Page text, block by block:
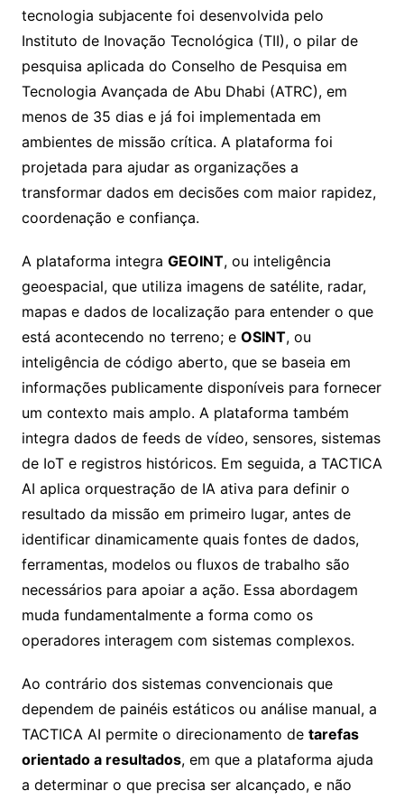
tecnologia subjacente foi desenvolvida pelo
Instituto de Inovação Tecnológica (TII), o pilar de
pesquisa aplicada do Conselho de Pesquisa em
Tecnologia Avançada de Abu Dhabi (ATRC), em
menos de 35 dias e já foi implementada em
ambientes de missão crítica. A plataforma foi
projetada para ajudar as organizações a
transformar dados em decisões com maior rapidez,
coordenação e confiança.
A plataforma integra GEOINT, ou inteligência
geoespacial, que utiliza imagens de satélite, radar,
mapas e dados de localização para entender o que
está acontecendo no terreno; e OSINT, ou
inteligência de código aberto, que se baseia em
informações publicamente disponíveis para fornecer
um contexto mais amplo. A plataforma também
integra dados de feeds de vídeo, sensores, sistemas
de IoT e registros históricos. Em seguida, a TACTICA
AI aplica orquestração de IA ativa para definir o
resultado da missão em primeiro lugar, antes de
identificar dinamicamente quais fontes de dados,
ferramentas, modelos ou fluxos de trabalho são
necessários para apoiar a ação. Essa abordagem
muda fundamentalmente a forma como os
operadores interagem com sistemas complexos.
Ao contrário dos sistemas convencionais que
dependem de painéis estáticos ou análise manual, a
TACTICA AI permite o direcionamento de tarefas
orientado a resultados, em que a plataforma ajuda
a determinar o que precisa ser alcançado, e não